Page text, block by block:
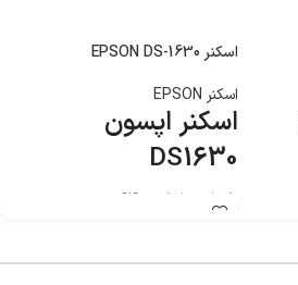
اسکنر EPSON DS-1630
اسکنر EPSON
اسکنر اپسون
DS1630
تکنولوژی اسکن : CIS